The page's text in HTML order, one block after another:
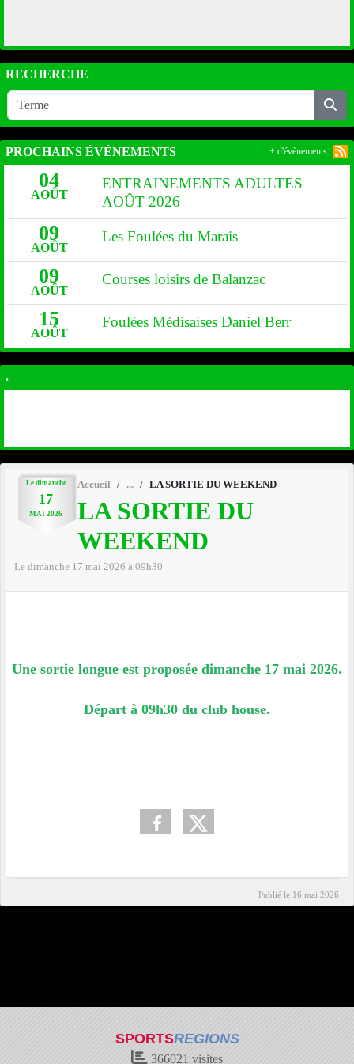
Le dimanche
17
MAI 2026
Accueil LA SORTIE DU WEEKEND
LA SORTIE DU
WEEKEND
Le dimanche 17 mai 2026 à 09h30
Une sortie longue est proposée dimanche 17 mai 2026.
Départ à 09h30 du club house.
Publié le 16 mai 2026
RECHERCHE
PROCHAINS ÉVÉNEMENTS
04
AOÛT
ENTRAINEMENTS ADULTES
AOÛT 2026
09
AOÛT
Les Foulées du Marais
09
AOÛT
Courses loisirs de Balanzac
15
AOÛT
Foulées Médisaises Daniel Berr
+ d'évènements
.
SPORTSREGIONS
366021 visites